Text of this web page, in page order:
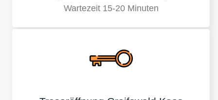
Wartezeit 15-20 Minuten